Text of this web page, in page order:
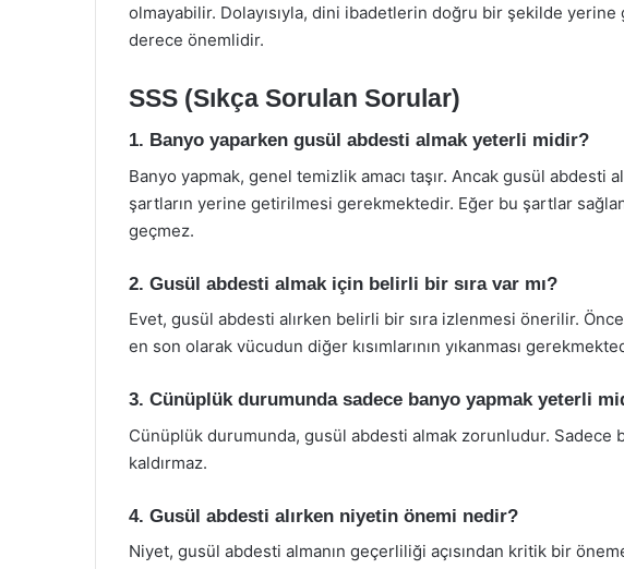
olmayabilir. Dolayısıyla, dini ibadetlerin doğru bir şekilde
derece önemlidir.
SSS (Sıkça Sorulan Sorular)
1. Banyo yaparken gusül abdesti almak yeterli midir?
Banyo yapmak, genel temizlik amacı taşır. Ancak gusül abdesti
şartların yerine getirilmesi gerekmektedir. Eğer bu şartlar
geçmez.
2. Gusül abdesti almak için belirli bir sıra var mı?
Evet, gusül abdesti alırken belirli bir sıra izlenmesi önerilir.
en son olarak vücudun diğer kısımlarının yıkanması
3. Cünüplük durumunda sadece banyo yapmak yeterli
Cünüplük durumunda, gusül abdesti almak zorunludur. Sadece
kaldırmaz.
4. Gusül abdesti alırken niyetin önemi nedir?
Niyet, gusül abdesti almanın geçerliliği açısından kritik bir